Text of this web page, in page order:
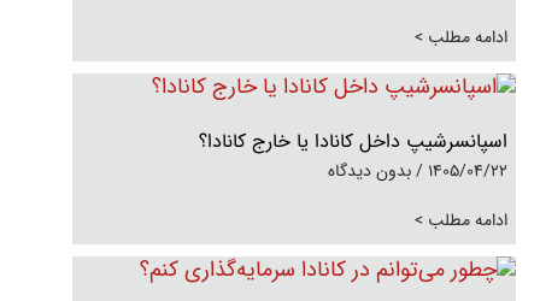
ادامه مطلب >
اسپانسرشیپ داخل کانادا یا خارج کانادا؟
1405/04/22
بدون دیدگاه
ادامه مطلب >